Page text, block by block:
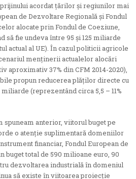
acordat țărilor și regiunilor mai
de Dezvoltare Regională și Fondul
alocate prin Fondul de Coeziune,
să fie undeva între 95 și 125 miliarde
actual al UE). În cazul politicii agricole
menținerii actualelor alocări
aproximativ 37% din CFM 2014-2020),
propun reducerea plăților directe cu
(reprezentând circa 5,5 – 11%
spuneam anterior, viitorul buget pe
o atenție suplimentară domeniilor
financiar, Fondul European de
buget total de 590 milioane euro, 90
dezvoltarea industrială în domeniul
să existe în viitoarea proiecție